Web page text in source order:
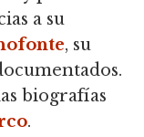
a su
, su
biografías
.